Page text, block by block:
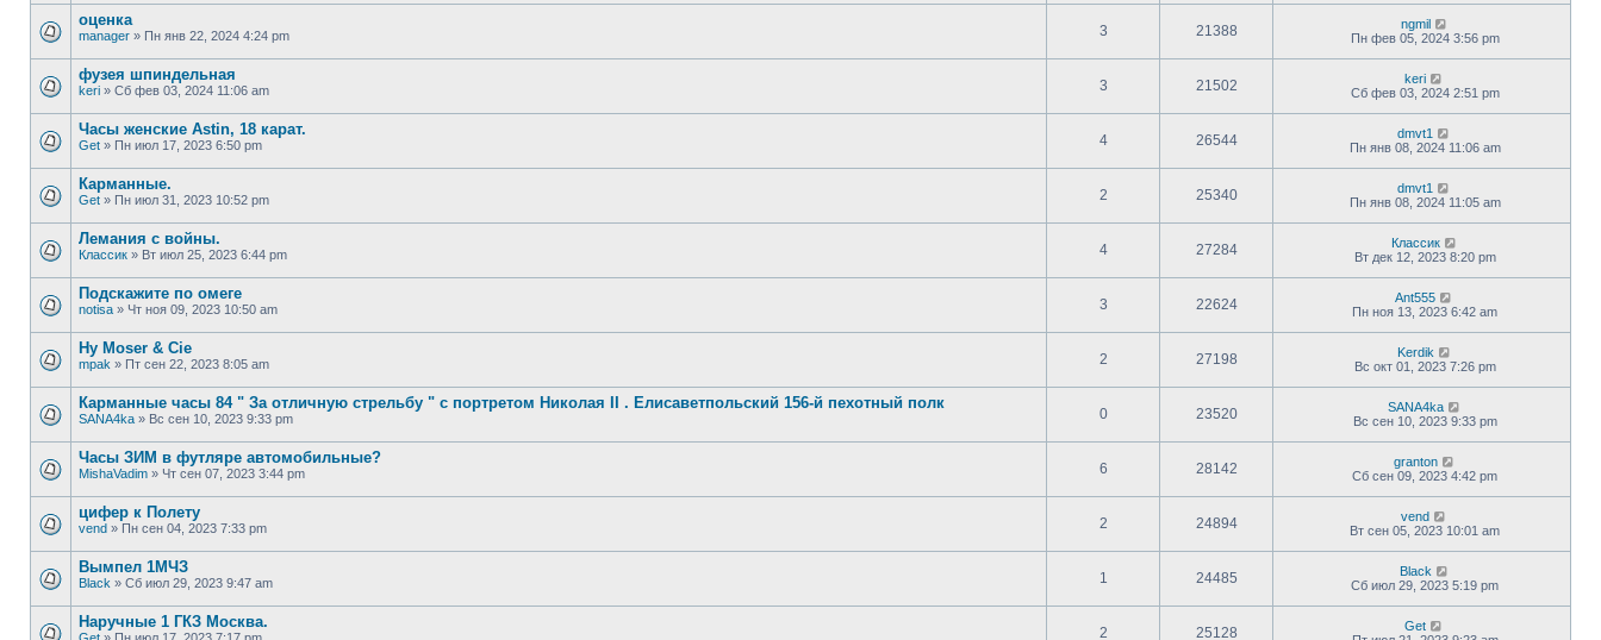
оценка
manager » Пн янв 22, 2024 4:24 pm 3 21388
ngmil
Пн фев 05, 2024 3:56 pm
фузея шпиндельная
keri » Сб фев 03, 2024 11:06 am 3 21502
keri
Сб фев 03, 2024 2:51 pm
Часы женские Astin, 18 карат.
Get » Пн июл 17, 2023 6:50 pm 4 26544
dmvt1
Пн янв 08, 2024 11:06 am
Карманные.
Get » Пн июл 31, 2023 10:52 pm 2 25340
dmvt1
Пн янв 08, 2024 11:05 am
Лемания с войны.
Классик » Вт июл 25, 2023 6:44 pm 4 27284
Классик
Вт дек 12, 2023 8:20 pm
Подскажите по омеге
notisa » Чт ноя 09, 2023 10:50 am 3 22624
Ant555
Пн ноя 13, 2023 6:42 am
Hy Moser & Cie
mpak » Пт сен 22, 2023 8:05 am 2 27198
Kerdik
Вс окт 01, 2023 7:26 pm
Карманные часы 84 " За отличную стрельбу " с портретом Николая II . Елисаветпольский 156-й пехотный полк
SANA4ka » Вс сен 10, 2023 9:33 pm 0 23520
SANA4ka
Вс сен 10, 2023 9:33 pm
Часы ЗИМ в футляре автомобильные?
MishaVadim » Чт сен 07, 2023 3:44 pm 6 28142
granton
Сб сен 09, 2023 4:42 pm
цифер к Полету
vend » Пн сен 04, 2023 7:33 pm 2 24894
vend
Вт сен 05, 2023 10:01 am
Вымпел 1МЧЗ
Black » Сб июл 29, 2023 9:47 am 1 24485
Black
Сб июл 29, 2023 5:19 pm
Наручные 1 ГКЗ Москва.
2 25128
Get